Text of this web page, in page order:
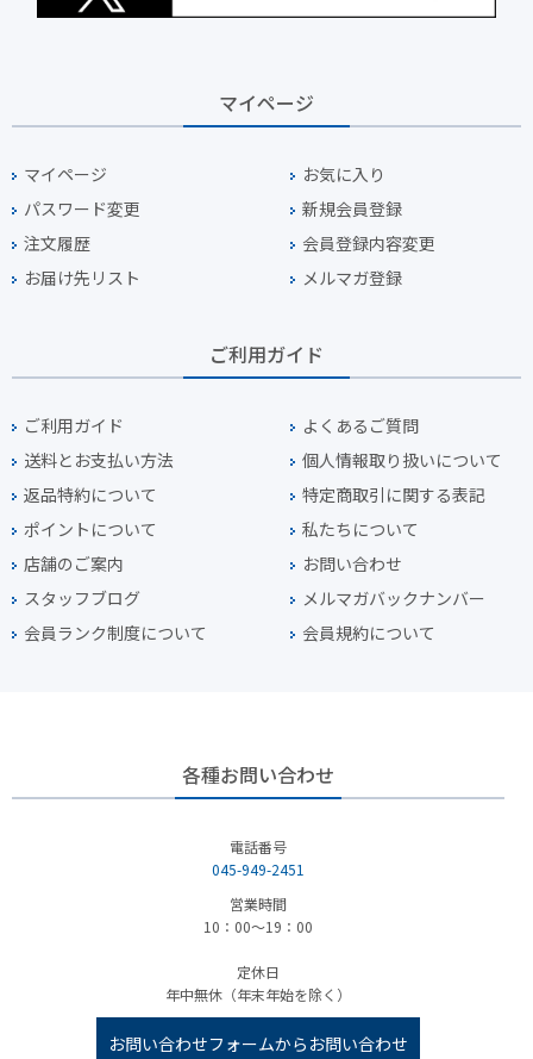
マイページ
マイページ
お気に入り
パスワード変更
新規会員登録
注文履歴
会員登録内容変更
お届け先リスト
メルマガ登録
ご利用ガイド
ご利用ガイド
よくあるご質問
送料とお支払い方法
個人情報取り扱いについて
返品特約について
特定商取引に関する表記
ポイントについて
私たちについて
店舗のご案内
お問い合わせ
スタッフブログ
メルマガバックナンバー
会員ランク制度について
会員規約について
各種お問い合わせ
電話番号
045-949-2451
営業時間
10：00～19：00
定休日
年中無休（年末年始を除く）
お問い合わせフォームからお問い合わせ